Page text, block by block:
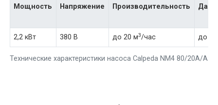
Технические характеристики насоса Calpeda NM4 80/20A/A:
Мощность Напряжение Производительность
2,2 кВт 380 В до 20 м3/час до 8